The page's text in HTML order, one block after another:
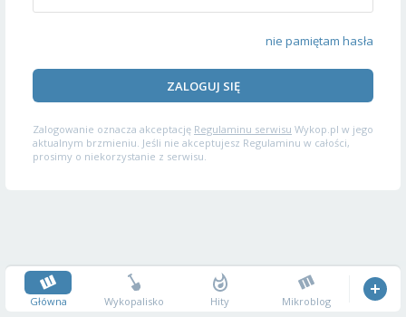
nie pamiętam hasła
ZALOGUJ SIĘ
Zalogowanie oznacza akceptację Regulaminu serwisu Wykop.pl w jego
aktualnym brzmieniu. Jeśli nie akceptujesz Regulaminu w całości,
prosimy o niekorzystanie z serwisu.
Główna Wykopalisko Hity Mikroblog